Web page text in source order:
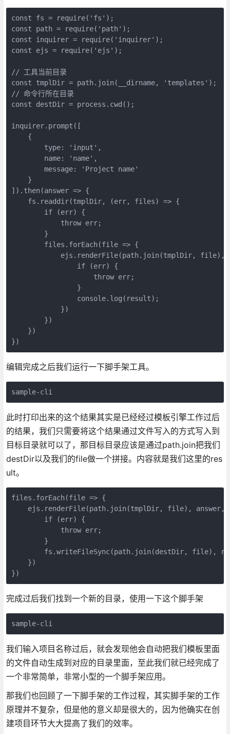
const fs = require('fs');
const path = require('path');
const inquirer = require('inquirer');
const ejs = require('ejs');
// 工具当前目录
const tmplDir = path.join(__dirname, 'templates');
// 命令行所在目录
const destDir = process.cwd();
inquirer.prompt([
    {
        type: 'input',
        name: 'name',
        message: 'Project name'
    }
]).then(answer => {
    fs.readdir(tmplDir, (err, files) => {
        if (err) {
            throw err;
        }
        files.forEach(file => {
ejs.renderFile(path.join(tmplDir, file),
                if (err) {
                    throw err;
                }
                console.log(result);
            })
        })
    })
})
编辑完成之后我们运行一下脚手架工具。
sample-cli
此时打印出来的这个结果其实是已经经过模板引擎工作过后
的结果，我们只需要将这个结果通过文件写入的方式写入到
目标目录就可以了，那目标目录应该是通过path.join把我们
destDir以及我们的file做一个拼接。内容就是我们这里的res
ult。
files.forEach(file => {
ejs.renderFile(path.join(tmplDir, file), answer,
        if (err) {
            throw err;
        }
fs.writeFileSync(path.join(destDir, file),
    })
})
完成过后我们找到一个新的目录，使用一下这个脚手架
sample-cli
我们输入项目名称过后，就会发现他会自动把我们模板里面
的文件自动生成到对应的目录里面，至此我们就已经完成了
一个非常简单，非常小型的一个脚手架应用。
那我们也回顾了一下脚手架的工作过程，其实脚手架的工作
原理并不复杂，但是他的意义却是很大的，因为他确实在创
建项目环节大大提高了我们的效率。